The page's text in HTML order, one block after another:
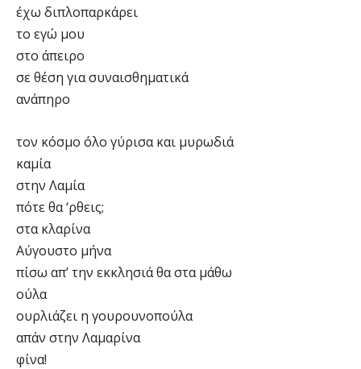
έχω διπλοπαρκάρει
το εγώ μου
στο άπειρο
σε θέση για συναισθηματικά
ανάπηρο
τον κόσμο όλο γύρισα και μυρωδιά
καμία
στην Λαμία
πότε θα ‘ρθεις;
στα κλαρίνα
Αύγουστο μήνα
πίσω απ’ την εκκλησιά θα στα μάθω
ούλα
ουρλιάζει η γουρουνοπούλα
απάν στην Λαμαρίνα
φίνα!